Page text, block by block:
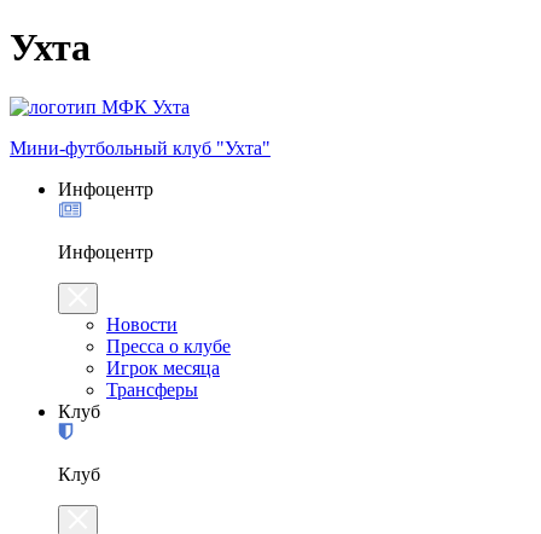
Ухта
Мини-футбольный клуб "Ухта"
Инфоцентр
Инфоцентр
Новости
Пресса о клубе
Игрок месяца
Трансферы
Клуб
Клуб